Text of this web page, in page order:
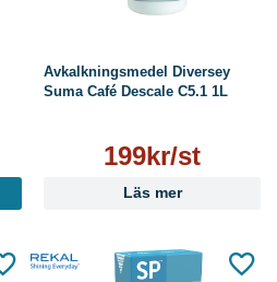
Avkalkningsmedel Diversey
Suma Café Descale C5.1 1L
199kr/st
Läs mer